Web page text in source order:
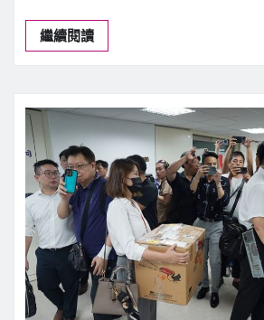
繼續閱讀